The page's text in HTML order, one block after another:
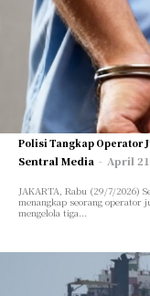
Polisi Tangkap Operator
Sentral Media - April
JAKARTA, Rabu (29/7/2026)
menangkap seorang operator
mengelola tiga...